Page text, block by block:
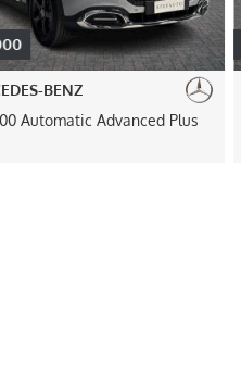
BENZ
Automatic Advanced Plus